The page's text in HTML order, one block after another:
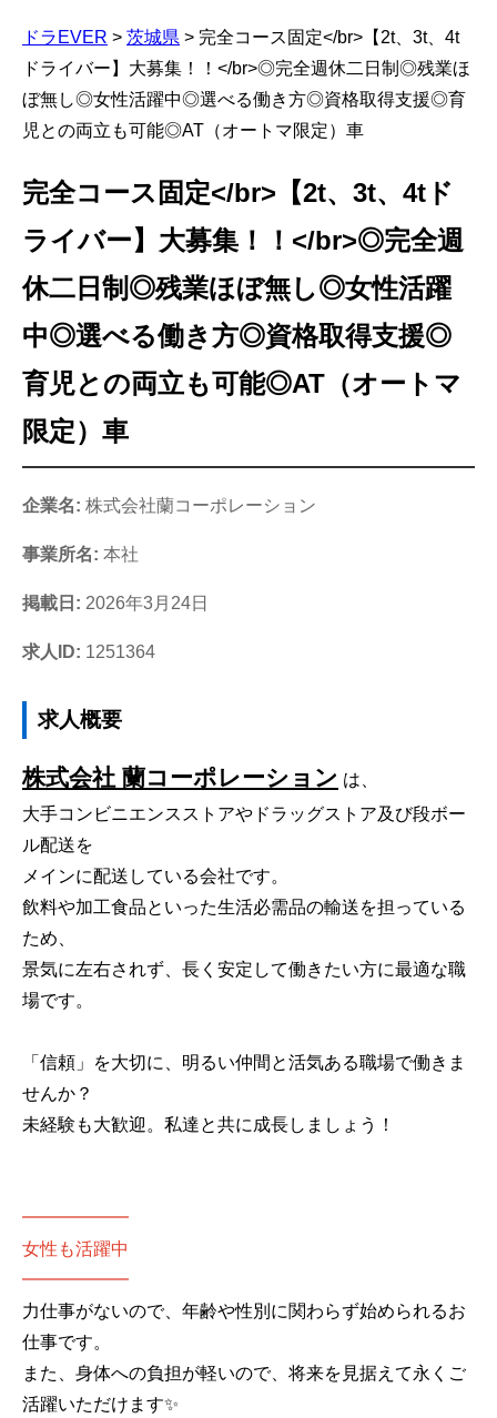
ドラEVER > 茨城県 > 完全コース固定</br>【2t、3t、4t
ドライバー】大募集！！</br>◎完全週休二日制◎残業ほ
ぼ無し◎女性活躍中◎選べる働き方◎資格取得支援◎育
児との両立も可能◎AT（オートマ限定）車
完全コース固定</br>【2t、3t、4tド
ライバー】大募集！！</br>◎完全週
休二日制◎残業ほぼ無し◎女性活躍
中◎選べる働き方◎資格取得支援◎
育児との両立も可能◎AT（オートマ
限定）車
企業名: 株式会社蘭コーポレーション
事業所名: 本社
掲載日: 2026年3月24日
求人ID: 1251364
求人概要
株式会社 蘭コーポレーション は、
大手コンビニエンスストアやドラッグストア及び段ボー
ル配送を
メインに配送している会社です。
飲料や加工食品といった生活必需品の輸送を担っている
ため、
景気に左右されず、長く安定して働きたい方に最適な職
場です。
「信頼」を大切に、明るい仲間と活気ある職場で働きま
せんか？
未経験も大歓迎。私達と共に成長しましょう！
━━━━━━
女性も活躍中
━━━━━━
力仕事がないので、年齢や性別に関わらず始められるお
仕事です。
また、身体への負担が軽いので、将来を見据えて永くご
活躍いただけます✨